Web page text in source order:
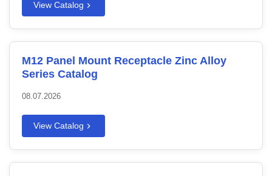
View Catalog
M12 Panel Mount Receptacle Zinc Alloy
Series Catalog
08.07.2026
View Catalog